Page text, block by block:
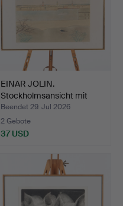
EINAR JOLIN.
Stockholmsansicht mit
Blick a…
Beendet 29. Jul 2026
2 Gebote
37 USD